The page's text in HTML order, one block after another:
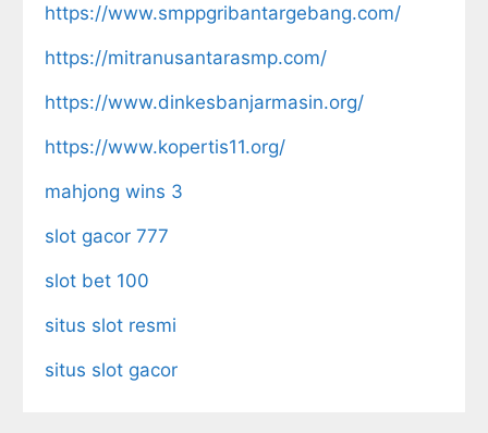
https://www.smppgribantargebang.com/
https://mitranusantarasmp.com/
https://www.dinkesbanjarmasin.org/
https://www.kopertis11.org/
mahjong wins 3
slot gacor 777
slot bet 100
situs slot resmi
situs slot gacor